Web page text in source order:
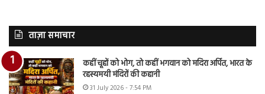
ताज़ा समाचार
कहीं चूहों को भोग, तो कहीं भगवान को मदिरा अर्पित, भारत के
रहस्यमयी मंदिरों की कहानी
31 July 2026 - 7:54 PM